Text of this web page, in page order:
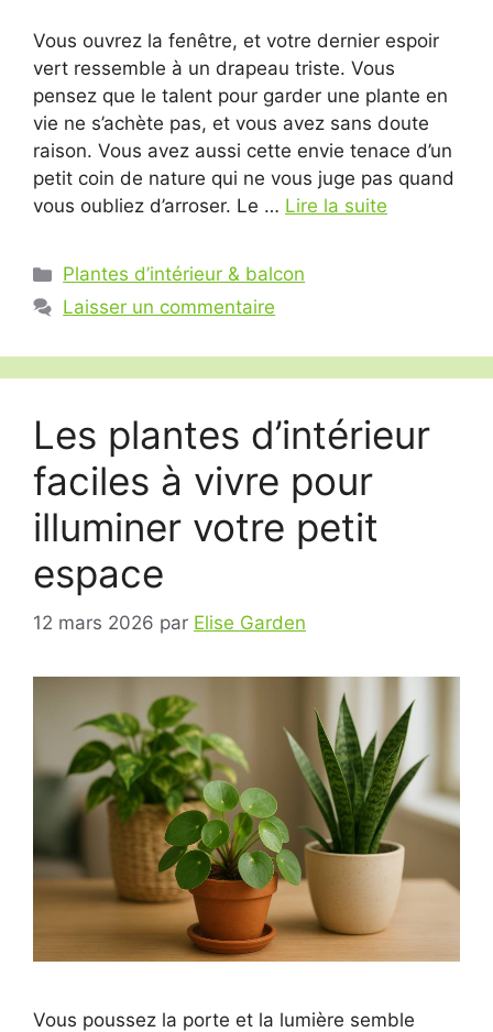
Vous ouvrez la fenêtre, et votre dernier espoir
vert ressemble à un drapeau triste. Vous
pensez que le talent pour garder une plante en
vie ne s’achète pas, et vous avez sans doute
raison. Vous avez aussi cette envie tenace d’un
petit coin de nature qui ne vous juge pas quand
vous oubliez d’arroser. Le … Lire la suite
Catégories
Plantes d’intérieur & balcon
Laisser un commentaire
Les plantes d’intérieur
faciles à vivre pour
illuminer votre petit
espace
12 mars 2026 par Elise Garden
Vous poussez la porte et la lumière semble